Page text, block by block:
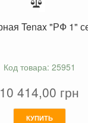
Tenax "РФ 1"
Код товара: 25951
10 414,00 грн
КУПИТЬ